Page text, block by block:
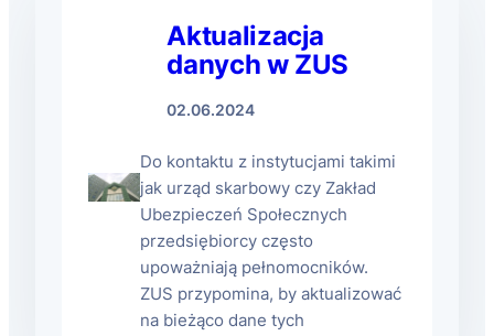
Aktualizacja
danych w ZUS
02.06.2024
Do kontaktu z instytucjami takimi
jak urząd skarbowy czy Zakład
Ubezpieczeń Społecznych
przedsiębiorcy często
upoważniają pełnomocników.
ZUS przypomina, by aktualizować
na bieżąco dane tych